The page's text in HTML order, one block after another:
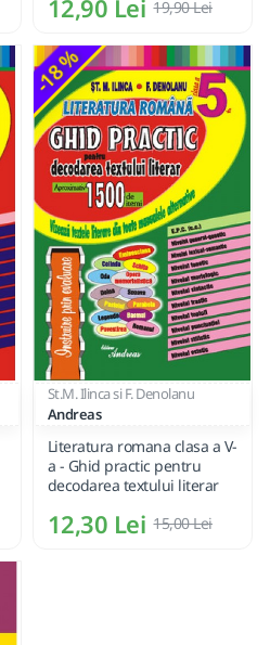
12,90 Lei 19,90 Lei
-18 %
St.M. Ilinca si F. Denolanu
Andreas
Literatura romana clasa a V-
a - Ghid practic pentru
decodarea textului literar
12,30 Lei 15,00 Lei